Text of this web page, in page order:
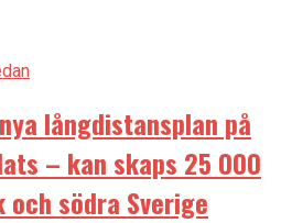
långdistansplan på
– kan skaps 25 000
och södra Sverige